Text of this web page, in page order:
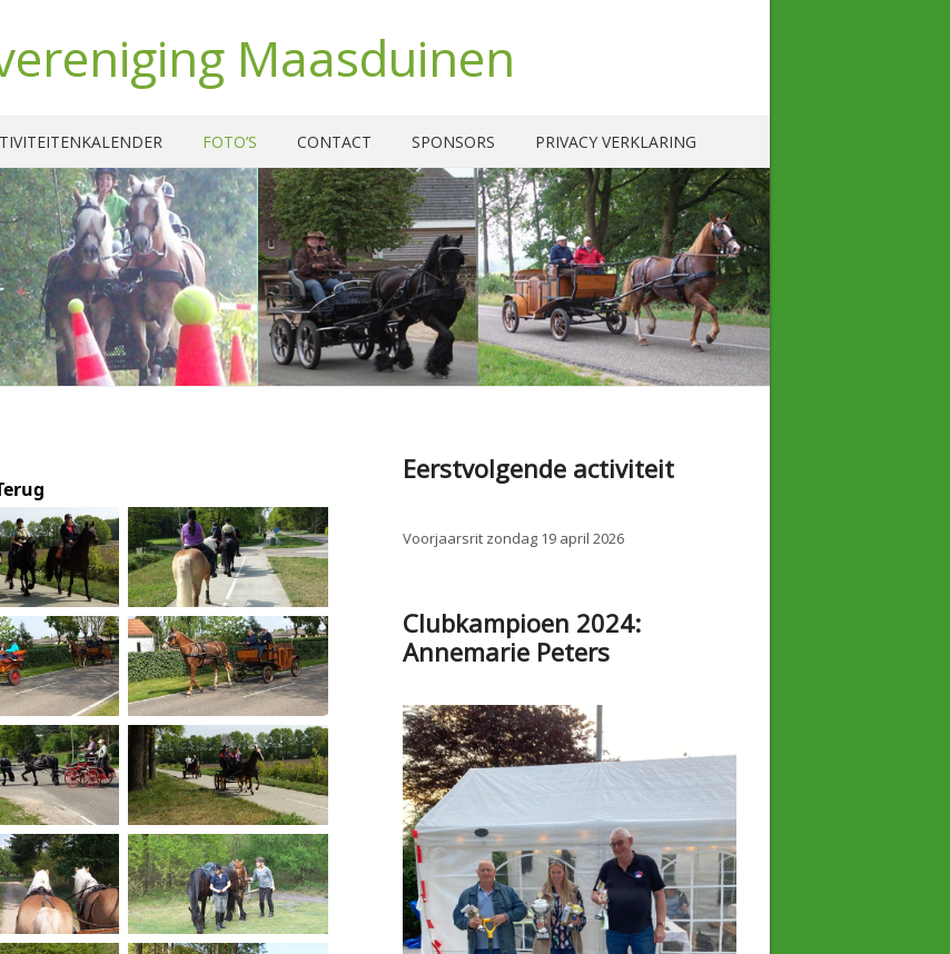
Maasduinen
FOTO’S CONTACT SPONSORS PRIVACY VERKLARING
Eerstvolgende activiteit
Voorjaarsrit zondag 19 april 2026
Clubkampioen 2024:
Annemarie Peters